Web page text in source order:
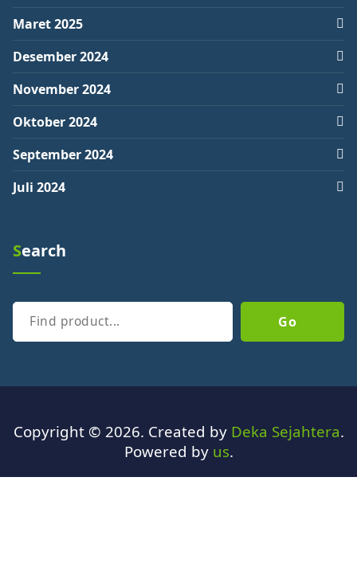
Maret 2025
Desember 2024
November 2024
Oktober 2024
September 2024
Juli 2024
Search
Go
Copyright © 2026. Created by Deka Sejahtera.
Powered by us.